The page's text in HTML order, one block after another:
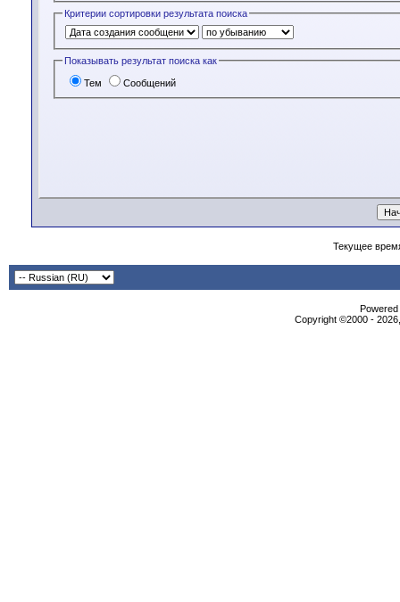
Критерии сортировки результата поиска
Показывать результат поиска как
Тем Сообщений
Текущее
Copyright ©2000 -